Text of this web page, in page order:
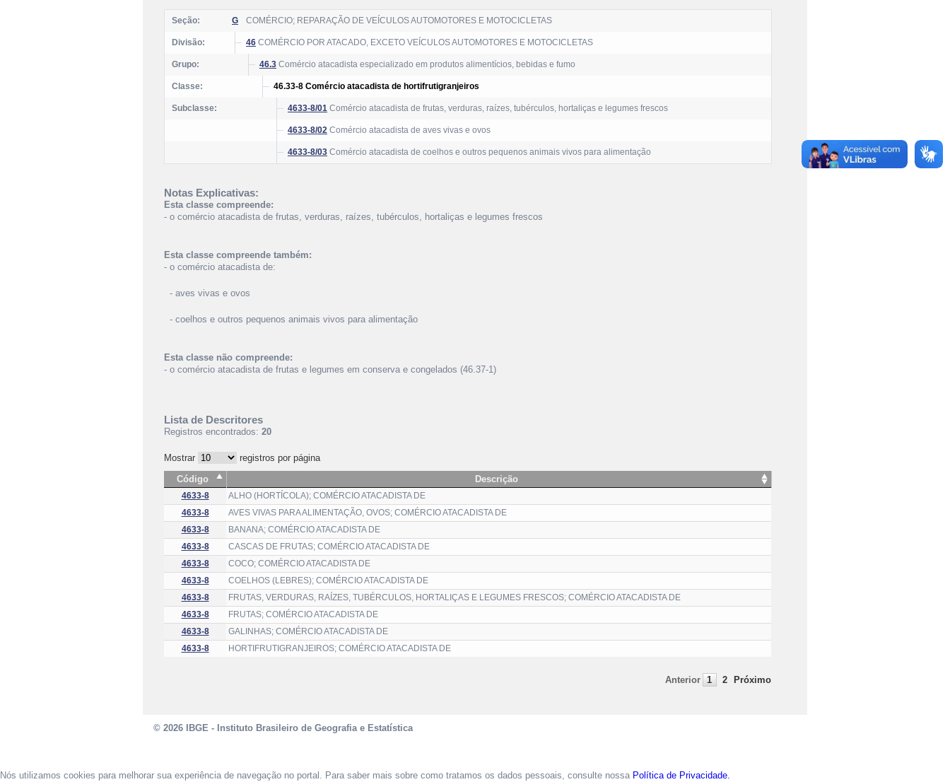
Seção: G COMÉRCIO; REPARAÇÃO DE VEÍCULOS AUTOMOTORES E MOTOCICLETAS
Divisão: 46 COMÉRCIO POR ATACADO, EXCETO VEÍCULOS AUTOMOTORES E MOTOCICLETAS
Grupo: 46.3 Comércio atacadista especializado em produtos alimentícios, bebidas e fumo
Classe: 46.33-8 Comércio atacadista de hortifrutigranjeiros
Subclasse: 4633-8/01 Comércio atacadista de frutas, verduras, raízes, tubérculos, hortaliças e legumes frescos
4633-8/02 Comércio atacadista de aves vivas e ovos
4633-8/03 Comércio atacadista de coelhos e outros pequenos animais vivos para alimentação
Notas Explicativas:
Esta classe compreende:
- o comércio atacadista de frutas, verduras, raízes, tubérculos, hortaliças e legumes frescos
Esta classe compreende também:
- o comércio atacadista de:
- aves vivas e ovos
- coelhos e outros pequenos animais vivos para alimentação
Esta classe não compreende:
- o comércio atacadista de frutas e legumes em conserva e congelados (46.37-1)
Lista de Descritores
Registros encontrados: 20
Mostrar
registros por página
Código
Descrição
4633-8
ALHO (HORTÍCOLA); COMÉRCIO ATACADISTA DE
4633-8
AVES VIVAS PARA ALIMENTAÇÃO, OVOS; COMÉRCIO ATACADISTA DE
4633-8
BANANA; COMÉRCIO ATACADISTA DE
4633-8
CASCAS DE FRUTAS; COMÉRCIO ATACADISTA DE
4633-8
COCO; COMÉRCIO ATACADISTA DE
4633-8
COELHOS (LEBRES); COMÉRCIO ATACADISTA DE
4633-8
FRUTAS, VERDURAS, RAÍZES, TUBÉRCULOS, HORTALIÇAS E LEGUMES FRESCOS; COMÉRCIO ATACADISTA DE
4633-8
FRUTAS; COMÉRCIO ATACADISTA DE
4633-8
GALINHAS; COMÉRCIO ATACADISTA DE
4633-8
HORTIFRUTIGRANJEIROS; COMÉRCIO ATACADISTA DE
Anterior 1 2 Próximo
© 2026 IBGE - Instituto Brasileiro de Geografia e Estatística
Nós utilizamos cookies para melhorar sua experiência de navegação no portal. Para saber mais sobre como tratamos os dados pessoais, consulte nossa Política de Privacidade.